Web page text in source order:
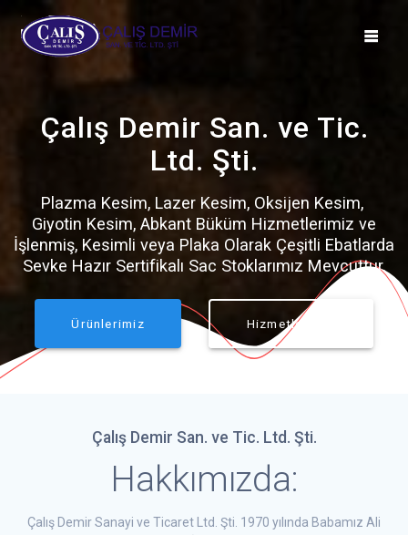
Çalış Demir San. ve Tic.
Ltd. Şti.
Plazma Kesim, Lazer Kesim, Oksijen Kesim,
Giyotin Kesim, Abkant Büküm Hizmetlerimiz ve
İşlenmiş, Kesimli veya Plaka Olarak Çeşitli Ebatlarda
Sevke Hazır Sertifikalı Sac Stoklarımız Mevcuttur.
Ürünlerimiz Hizmetlerimiz
Çalış Demir San. ve Tic. Ltd. Şti.
Hakkımızda:
Çalış Demir Sanayi ve Ticaret Ltd. Şti. 1970 yılında Babamız Ali